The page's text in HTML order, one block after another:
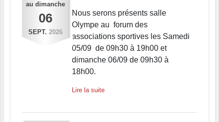
au dimanche
06
SEPT. 2026
Nous serons présents salle
Olympe au forum des
associations sportives les Samedi
05/09 de 09h30 à 19h00 et
dimanche 06/09 de 09h30 à
18h00.
Lire la suite